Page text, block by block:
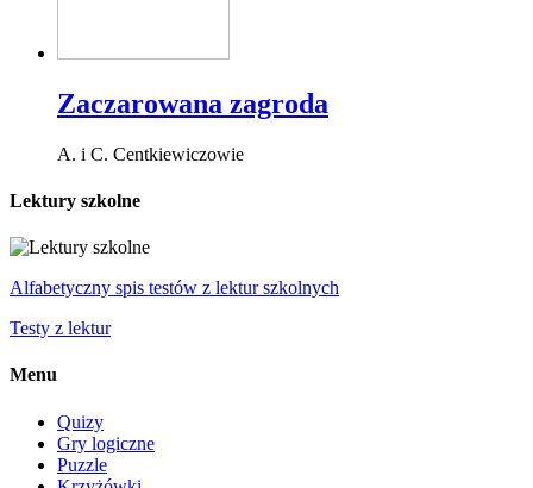
Zaczarowana zagroda
A. i C. Centkiewiczowie
Lektury szkolne
Alfabetyczny spis testów z lektur szkolnych
Testy z lektur
Menu
Quizy
Gry logiczne
Puzzle